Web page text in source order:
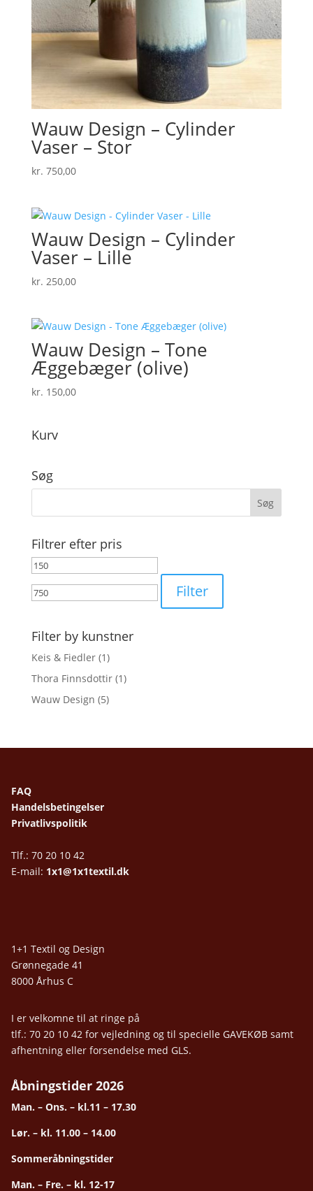
Wauw Design – Cylinder
Vaser – Stor
kr. 750,00
Wauw Design – Cylinder
Vaser – Lille
kr. 250,00
Wauw Design – Tone
Æggebæger (olive)
kr. 150,00
Kurv
Søg
Filtrer efter pris
Mindste
Filter
Filter by kunstner
Keis & Fiedler (1)
Thora Finnsdottir (1)
Wauw Design (5)
FAQ
Handelsbetingelser
Privatlivspolitik
Tlf.: 70 20 10 42
E-mail: 1x1@1x1textil.dk
1+1 Textil og Design
Grønnegade 41
8000 Århus C
I er velkomne til at ringe på
tlf.: 70 20 10 42 for vejledning og til specielle GAVEKØB samt
afhentning eller forsendelse med GLS.
Åbningstider 2026
Man. – Ons. – kl.11 – 17.30
Lør. – kl. 11.00 – 14.00
Sommeråbningstider
Man. – Fre. – kl. 12-17